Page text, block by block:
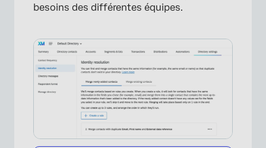
besoins des différentes équipes.